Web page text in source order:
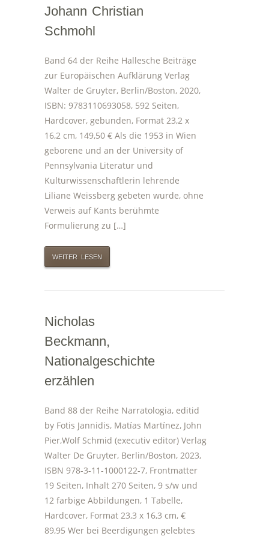
Johann Christian
Schmohl
Band 64 der Reihe Hallesche Beiträge
zur Europäischen Aufklärung Verlag
Walter de Gruyter, Berlin/Boston, 2020,
ISBN: 9783110693058, 592 Seiten,
Hardcover, gebunden, Format 23,2 x
16,2 cm, 149,50 € Als die 1953 in Wien
geborene und an der University of
Pennsylvania Literatur und
Kulturwissenschaftlerin lehrende
Liliane Weissberg gebeten wurde, ohne
Verweis auf Kants berühmte
Formulierung zu […]
WEITER LESEN
Nicholas
Beckmann,
Nationalgeschichte
erzählen
Band 88 der Reihe Narratologia, editid
by Fotis Jannidis, Matías Martínez, John
Pier,Wolf Schmid (executiv editor) Verlag
Walter De Gruyter, Berlin/Boston, 2023,
ISBN 978-3-11-1000122-7, Frontmatter
19 Seiten, Inhalt 270 Seiten, 9 s/w und
12 farbige Abbildungen, 1 Tabelle,
Hardcover, Format 23,3 x 16,3 cm, €
89,95 Wer bei Beerdigungen gelebtes